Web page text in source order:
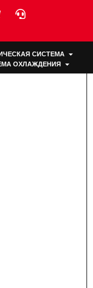
СИСТЕМА
ОХЛАЖДЕНИЯ
Для Honda